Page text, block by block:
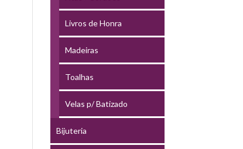
Livros de Honra
Madeiras
Toalhas
Velas p/ Batizado
Bijuteria